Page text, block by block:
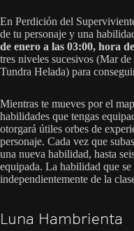
En Perdición del
de tu personaje y una
de enero a las 03:00, hora
tres niveles sucesivos (Mar
Tundra Helada) para
Mientras te mueves por el
habilidades que tengas
otorgará útiles orbes de
personaje. Cada vez que
una nueva habilidad, hasta
equipada. La habilidad que
independientemente de la
Luna Hambrienta